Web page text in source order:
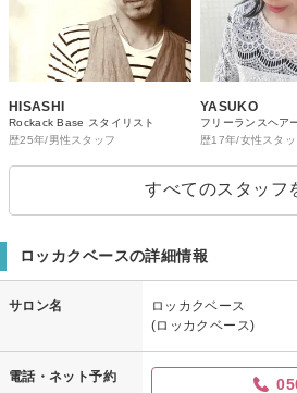
HISASHI
Rockack Base スタイリスト
歴25年/男性スタッフ
YASUKO
フリーランスヘア
歴17年/女性スタッ
すべてのスタッフ
ロッカクベースの詳細情報
サロン名
ロッカクベース
(ロッカクベース)
電話・ネット予約